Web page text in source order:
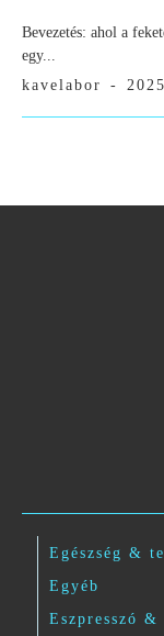
Bevezetés: ahol a
egy...
kavelabor
-
Egészség &
Egyéb
Eszpresszó